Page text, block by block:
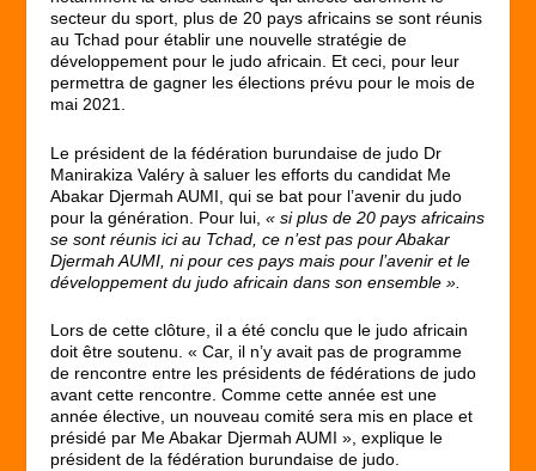
secteur du sport, plus de 20 pays africains se sont réunis
au Tchad pour établir une nouvelle stratégie de
développement pour le judo africain. Et ceci, pour leur
permettra de gagner les élections prévu pour le mois de
mai 2021.
Le président de la fédération burundaise de judo Dr
Manirakiza Valéry à saluer les efforts du candidat Me
Abakar Djermah AUMI, qui se bat pour l’avenir du judo
pour la génération. Pour lui,« si plus de 20 pays africains
se sont réunis ici au Tchad, ce n’est pas pour Abakar
Djermah AUMI, ni pour ces pays mais pour l’avenir et le
développement du judo africain dans son ensemble ».
Lors de cette clôture, il a été conclu que le judo africain
doit être soutenu. « Car, il n’y avait pas de programme
de rencontre entre les présidents de fédérations de judo
avant cette rencontre. Comme cette année est une
année élective, un nouveau comité sera mis en place et
présidé par Me Abakar Djermah AUMI », explique le
président de la fédération burundaise de judo.